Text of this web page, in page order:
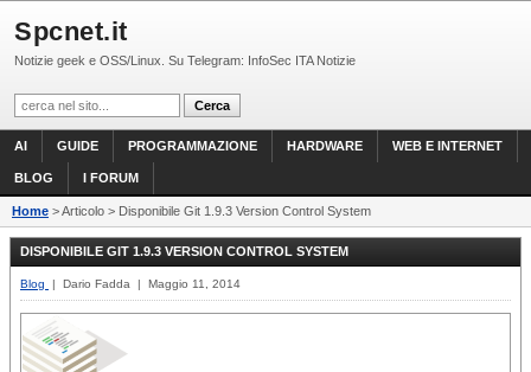
Spcnet.it
Notizie geek e OSS/Linux. Su Telegram: InfoSec ITA Notizie
AI GUIDE PROGRAMMAZIONE HARDWARE WEB E INTERNET
BLOG I FORUM
Home > Articolo > Disponibile Git 1.9.3 Version Control System
DISPONIBILE GIT 1.9.3 VERSION CONTROL SYSTEM
Blog | Dario Fadda | Maggio 11, 2014